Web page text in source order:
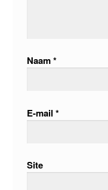
Naam*
E-mail*
Site